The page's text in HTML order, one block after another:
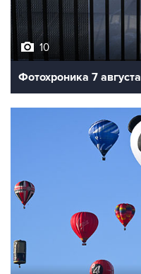
10
Фотохроника 7 августа